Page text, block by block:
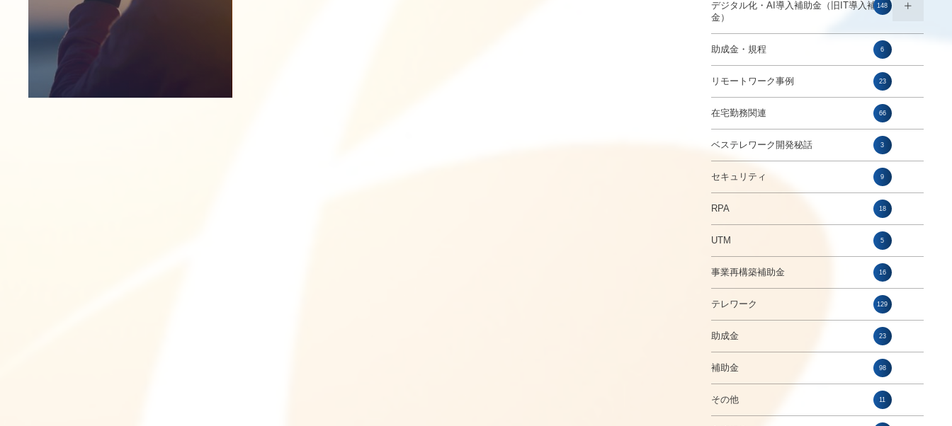
デジタル化・AI導入補助金（旧IT導入補助
金）
148
助成金・規程 6
リモートワーク事例 23
在宅勤務関連 66
ベステレワーク開発秘話 3
セキュリティ 9
RPA 18
UTM 5
事業再構築補助金 16
テレワーク 129
助成金 23
補助金 98
その他 11